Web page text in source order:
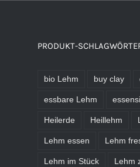
PRODUKT-
bio Lehm buy clay
essbare Lehm
Heilerde Heillehm
Lehm essen Lehm
Lehm im Stück Lehm